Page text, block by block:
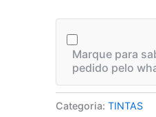
Marque para
pedido pelo
Categoria: TINTAS